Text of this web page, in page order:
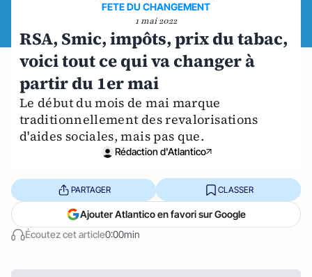
FETE DU CHANGEMENT
1 mai 2022
RSA, Smic, impôts, prix du tabac,
voici tout ce qui va changer à
partir du 1er mai
Le début du mois de mai marque
traditionnellement des revalorisations
d'aides sociales, mais pas que.
Rédaction d'Atlantico
Écoutez cet article0:00min
PARTAGER CLASSER
Ajouter Atlantico en favori sur Google